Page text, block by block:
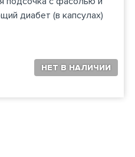
диабет (в капсулах)